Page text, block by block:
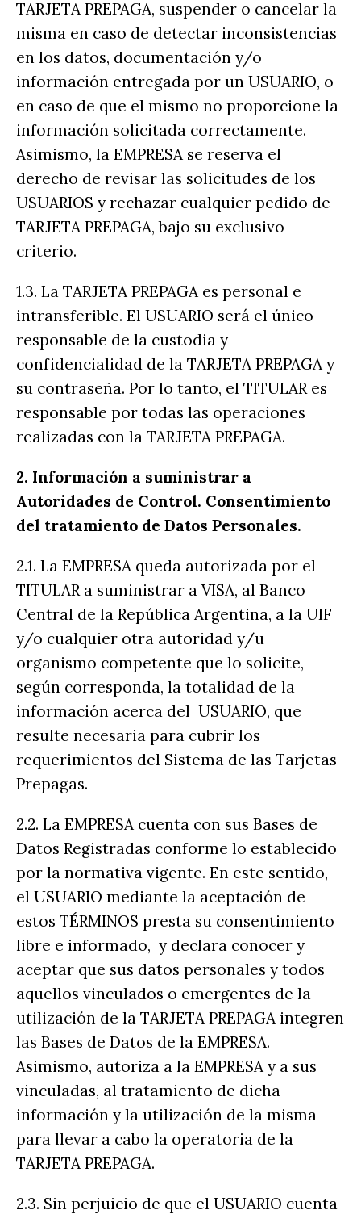
TARJETA PREPAGA, suspender o cancelar la
misma en caso de detectar inconsistencias
en los datos, documentación y/o
información entregada por un USUARIO, o
en caso de que el mismo no proporcione la
información solicitada correctamente.
Asimismo, la EMPRESA se reserva el
derecho de revisar las solicitudes de los
USUARIOS y rechazar cualquier pedido de
TARJETA PREPAGA, bajo su exclusivo
criterio.
1.3. La TARJETA PREPAGA es personal e
intransferible. El USUARIO será el único
responsable de la custodia y
confidencialidad de la TARJETA PREPAGA y
su contraseña. Por lo tanto, el TITULAR es
responsable por todas las operaciones
realizadas con la TARJETA PREPAGA.
2. Información a suministrar a
Autoridades de Control. Consentimiento
del tratamiento de Datos Personales.
2.1. La EMPRESA queda autorizada por el
TITULAR a suministrar a VISA, al Banco
Central de la República Argentina, a la UIF
y/o cualquier otra autoridad y/u
organismo competente que lo solicite,
según corresponda, la totalidad de la
información acerca del USUARIO, que
resulte necesaria para cubrir los
requerimientos del Sistema de las Tarjetas
Prepagas.
2.2. La EMPRESA cuenta con sus Bases de
Datos Registradas conforme lo establecido
por la normativa vigente. En este sentido,
el USUARIO mediante la aceptación de
estos TÉRMINOS presta su consentimiento
libre e informado, y declara conocer y
aceptar que sus datos personales y todos
aquellos vinculados o emergentes de la
utilización de la TARJETA PREPAGA integren
las Bases de Datos de la EMPRESA.
Asimismo, autoriza a la EMPRESA y a sus
vinculadas, al tratamiento de dicha
información y la utilización de la misma
para llevar a cabo la operatoria de la
TARJETA PREPAGA.
2.3. Sin perjuicio de que el USUARIO cuenta